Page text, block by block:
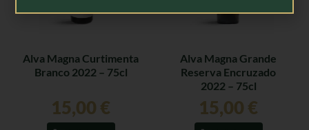
Alva Magna Curtimenta
Branco 2022 – 75cl
15,00 €
Alva Magna Grande
Reserva Encruzado
2022 – 75cl
15,00 €